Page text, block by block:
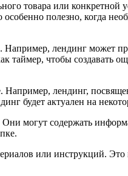
товара или конкретной
полезно, когда
лендинг может
таймер, чтобы создавать
Например, лендинг,
будет актуален на
могут содержать
или инструкций.